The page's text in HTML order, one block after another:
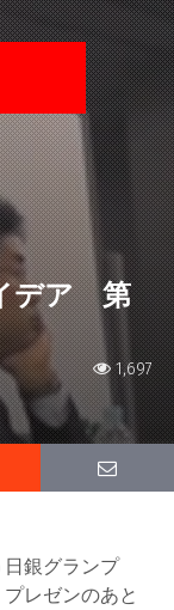
1,697
デア 第
銀グランプ
レゼンのあと